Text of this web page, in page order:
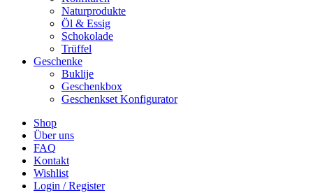
Naturprodukte
Öl & Essig
Schokolade
Trüffel
Geschenke
Buklije
Geschenkbox
Geschenkset Konfigurator
Shop
Über uns
FAQ
Kontakt
Wishlist
Login / Register